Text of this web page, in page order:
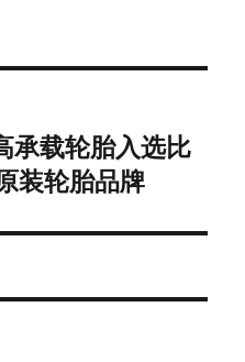
承载轮胎入选比
装轮胎品牌